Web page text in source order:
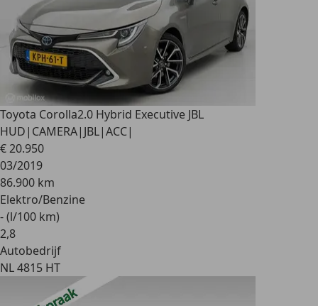
Toyota Corolla2.0 Hybrid Executive JBL
HUD|CAMERA|JBL|ACC|
€ 20.950
03/2019
86.900 km
Elektro/Benzine
- (l/100 km)
2,8
Autobedrijf
NL 4815 HT